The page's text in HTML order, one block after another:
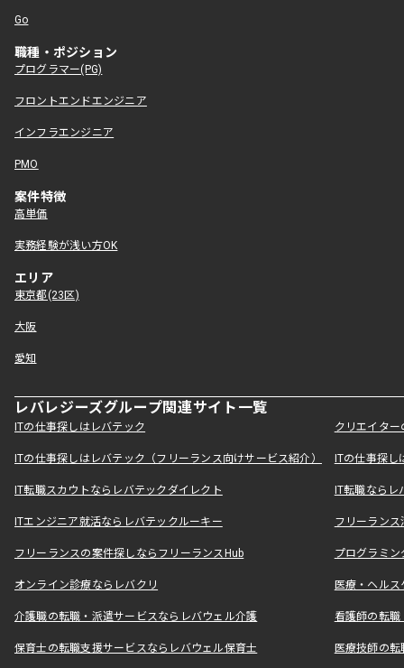
Go
職種・ポジション
プログラマー(PG)
フロントエンドエンジニア
インフラエンジニア
PMO
案件特徴
高単価
実務経験が浅い方OK
エリア
東京都(23区)
大阪
愛知
レバレジーズグループ関連サイト一覧
ITの仕事探しはレバテック クリエイタ
ITの仕事探しはレバテック（フリーランス向けサービス紹介） ITの仕事探
IT転職スカウトならレバテックダイレクト IT転職なら
ITエンジニア就活ならレバテックルーキー フリーラン
フリーランスの案件探しならフリーランスHub プログラミ
オンライン診療ならレバクリ 医療・ヘル
介護職の転職・派遣サービスならレバウェル介護 看護師の転
保育士の転職支援サービスならレバウェル保育士 医療技師の